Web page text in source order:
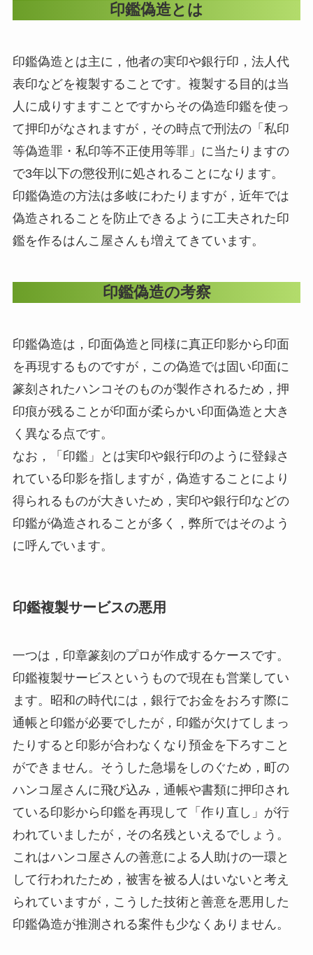
印鑑偽造とは
印鑑偽造とは主に，他者の実印や銀行印，法人代
表印などを複製することです。複製する目的は当
人に成りすますことですからその偽造印鑑を使っ
て押印がなされますが，その時点で刑法の「私印
等偽造罪・私印等不正使用等罪」に当たりますの
で3年以下の懲役刑に処されることになります。
印鑑偽造の方法は多岐にわたりますが，近年では
偽造されることを防止できるように工夫された印
鑑を作るはんこ屋さんも増えてきています。
印鑑偽造の考察
印鑑偽造は，印面偽造と同様に真正印影から印面
を再現するものですが，この偽造では固い印面に
篆刻されたハンコそのものが製作されるため，押
印痕が残ることが印面が柔らかい印面偽造と大き
く異なる点です。
なお，「印鑑」とは実印や銀行印のように登録さ
れている印影を指しますが，偽造することにより
得られるものが大きいため，実印や銀行印などの
印鑑が偽造されることが多く，弊所ではそのよう
に呼んでいます。
印鑑複製サービスの悪用
一つは，印章篆刻のプロが作成するケースです。
印鑑複製サービスというもので現在も営業してい
ます。昭和の時代には，銀行でお金をおろす際に
通帳と印鑑が必要でしたが，印鑑が欠けてしまっ
たりすると印影が合わなくなり預金を下ろすこと
ができません。そうした急場をしのぐため，町の
ハンコ屋さんに飛び込み，通帳や書類に押印され
ている印影から印鑑を再現して「作り直し」が行
われていましたが，その名残といえるでしょう。
これはハンコ屋さんの善意による人助けの一環と
して行われたため，被害を被る人はいないと考え
られていますが，こうした技術と善意を悪用した
印鑑偽造が推測される案件も少なくありません。